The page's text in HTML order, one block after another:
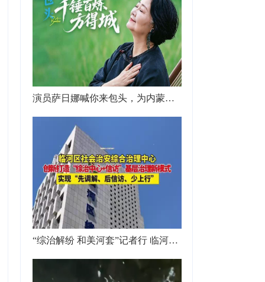
演员萨日娜喊你来包头，为内蒙古“十六运”打call
“综治解纷 和美河套”记者行 临河区社会治安综合治理中心创新打造“综治中心+信访”基层治理新模式，实现“先调解、后信访、少上行”